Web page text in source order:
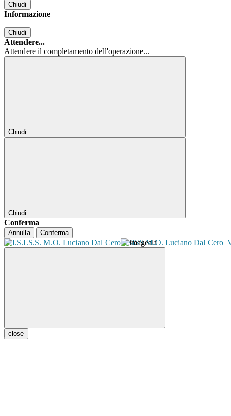
Chiudi
Informazione
Chiudi
Attendere...
Attendere il completamento dell'operazione...
Chiudi
Chiudi
Conferma
Annulla Conferma
ISISS M.O. Luciano Dal Cero
close